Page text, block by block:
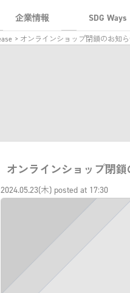
企業情報 SDG Ways
> オンラインショップ閉鎖のお知
オンラインショップ閉
2024.05.23(木) posted at 17:30